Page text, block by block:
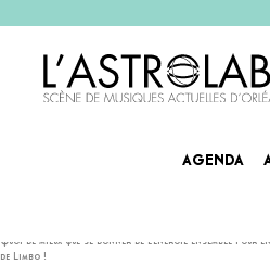
AGENDA
Quoi de mieux que se donner de l’énergie ensemble
de Limbo !